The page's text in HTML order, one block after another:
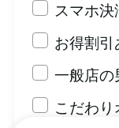
スマホ決
お得割引
一般店の
こだわり